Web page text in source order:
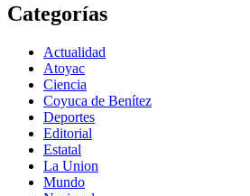
Categorías
Actualidad
Atoyac
Ciencia
Coyuca de Benítez
Deportes
Editorial
Estatal
La Union
Mundo